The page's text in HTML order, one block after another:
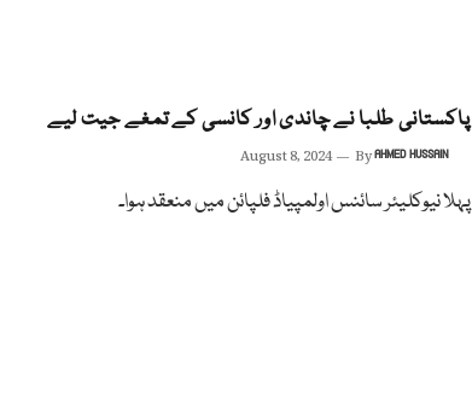
پاکستانی طلبا نے چاندی اور کانسی کے تمغے جیت لیے
August 8, 2024 ByAHMED HUSSAIN
پہلا نیوکلیئر سائنس اولمپیاڈ فلپائن میں منعقد ہوا۔